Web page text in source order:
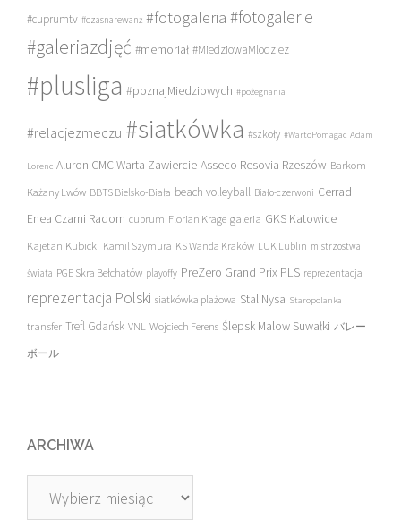
#cuprumtv #czasnarewanż #fotogaleria #fotogalerie
#galeriazdjęć #memoriał #MiedziowaMlodziez
#plusliga #poznajMiedziowych #pożegnania
#relacjezmeczu #siatkówka #szkoły #WartoPomagac Adam
Lorenc Aluron CMC Warta Zawiercie Asseco Resovia Rzeszów Barkom
Każany Lwów BBTS Bielsko-Biała beach volleyball Biało-czerwoni Cerrad
Enea Czarni Radom cuprum Florian Krage galeria GKS Katowice
Kajetan Kubicki Kamil Szymura KS Wanda Kraków LUK Lublin mistrzostwa
świata PGE Skra Bełchatów playoffy PreZero Grand Prix PLS reprezentacja
reprezentacja Polski siatkówka plażowa Stal Nysa Staropolanka
transfer Trefl Gdańsk VNL Wojciech Ferens Ślepsk Malow Suwałki バレー
ボール
ARCHIWA
Archiwa